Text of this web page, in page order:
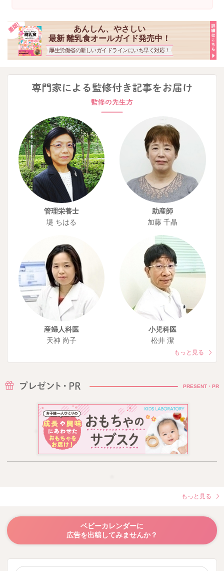
あんしん、やさしい
最新 離乳食オールガイド発売中！
厚生労働省の新しいガイドラインにいち早く対応！
管理栄養士
堤 ちはる
助産師
加藤 千晶
産婦人科医
天神 尚子
小児科医
松井 潔
もっと見る
PRESENT・PR
もっと見る
ベビーカレンダーに
広告を出稿してみませんか？